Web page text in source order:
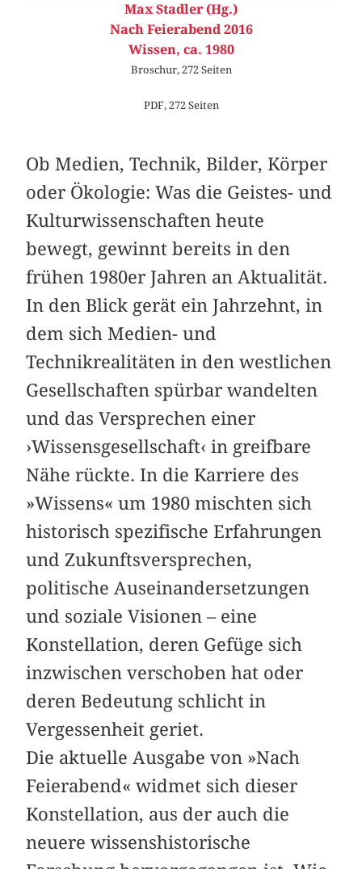
Max Stadler (Hg.)
Nach Feierabend 2016
Wissen, ca. 1980
Broschur, 272 Seiten
PDF, 272 Seiten
Ob Medien, Technik, Bilder, Körper
oder Ökologie: Was die Geistes- und
Kulturwissenschaften heute
bewegt, gewinnt bereits in den
frühen 1980er Jahren an Aktualität.
In den Blick gerät ein Jahrzehnt, in
dem sich Medien- und
Technikrealitäten in den westlichen
Gesellschaften spürbar wandelten
und das Versprechen einer
›Wissensgesellschaft‹ in greifbare
Nähe rückte. In die Karriere des
»Wissens« um 1980 mischten sich
historisch spezifische Erfahrungen
und Zukunftsversprechen,
politische Auseinandersetzungen
und soziale Visionen – eine
Konstellation, deren Gefüge sich
inzwischen verschoben hat oder
deren Bedeutung schlicht in
Vergessenheit geriet.
Die aktuelle Ausgabe von »Nach
Feierabend« widmet sich dieser
Konstellation, aus der auch die
neuere wissenshistorische